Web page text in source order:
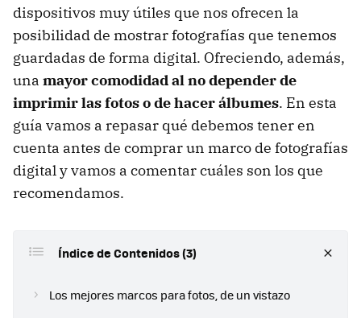
dispositivos muy útiles que nos ofrecen la
posibilidad de mostrar fotografías que tenemos
guardadas de forma digital. Ofreciendo, además,
una mayor comodidad al no depender de
imprimir las fotos o de hacer álbumes. En esta
guía vamos a repasar qué debemos tener en
cuenta antes de comprar un marco de fotografías
digital y vamos a comentar cuáles son los que
recomendamos.
Índice de Contenidos (3)
Los mejores marcos para fotos, de un vistazo